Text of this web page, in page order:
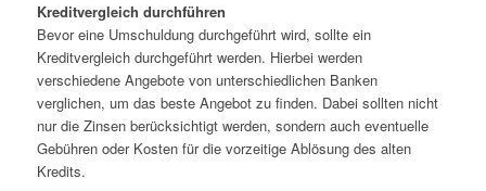
Kreditvergleich durchführen
Bevor eine Umschuldung durchgeführt wird, sollte ein
Kreditvergleich durchgeführt werden. Hierbei werden
verschiedene Angebote von unterschiedlichen Banken
verglichen, um das beste Angebot zu finden. Dabei sollten nicht
nur die Zinsen berücksichtigt werden, sondern auch eventuelle
Gebühren oder Kosten für die vorzeitige Ablösung des alten
Kredits.